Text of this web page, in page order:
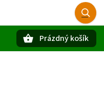
Prázdný košík